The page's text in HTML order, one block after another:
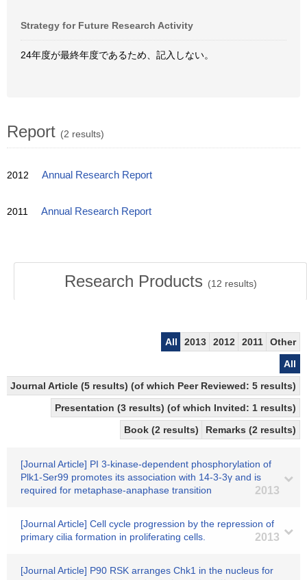
Strategy for Future Research Activity
24年度が最終年度であるため、記入しない。
Report (2 results)
2012 Annual Research Report
2011 Annual Research Report
Research Products (12 results)
All 2013 2012 2011
Other
All
Journal Article (5 results) (of which Peer Reviewed: 5 results)
Presentation (3 results) (of which Invited: 1 results)
Book (2 results)
Remarks (2 results)
[Journal Article] PI 3-kinase-dependent phosphorylation of
Plk1-Ser99 promotes its association with 14-3-3γ and is
required for metaphase-anaphase transition
2013
[Journal Article] Cell cycle progression by the repression of
primary cilia formation in proliferating cells.
2013
[Journal Article] P90 RSK arranges Chk1 in the nucleus for